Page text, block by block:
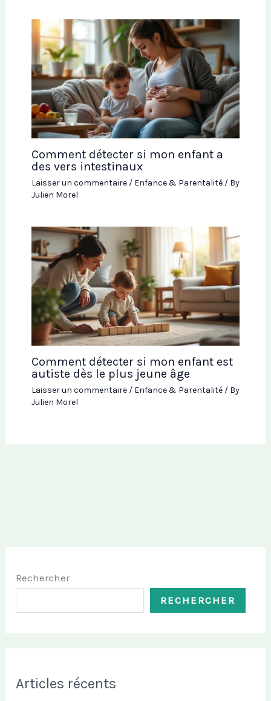
Comment détecter si mon enfant a
des vers intestinaux
Laisser un commentaire / Enfance & Parentalité/ By
Julien Morel
Comment détecter si mon enfant est
autiste dès le plus jeune âge
Laisser un commentaire / Enfance & Parentalité/ By
Julien Morel
Rechercher
RECHERCHER
Articles récents